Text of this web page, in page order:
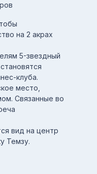
на 2 акрах
5-звездный
клуба.
место,
Связанные во
вид на центр
Темзу.